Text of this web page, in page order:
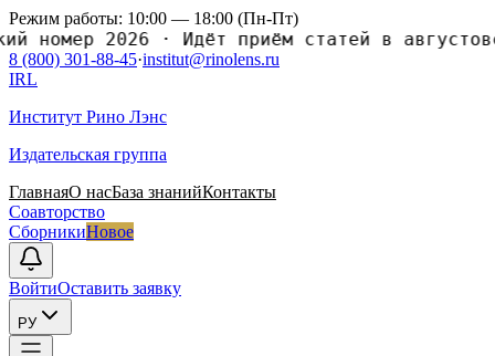
Режим работы: 10:00 — 18:00 (Пн-Пт)
2026·Идёт приём статей в
8 (800) 301-88-45·institut@rinolens.ru
IRL
Институт Рино Лэнс
Издательская группа
ГлавнаяО насБаза знанийКонтакты
Соавторство
СборникиНовое
ВойтиОставить заявку
РУ